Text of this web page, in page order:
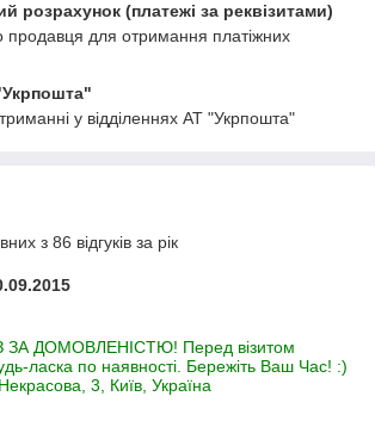
розрахунок (платежі за реквізитами)
продавця для отримання платіжних
у відділеннях АТ "Укрпошта"
з 86 відгуків за рік
ДОМОВЛЕНІСТЮ! Перед візитом
ласка по наявності. Бережіть Ваш Час! :)
3, Київ, Україна